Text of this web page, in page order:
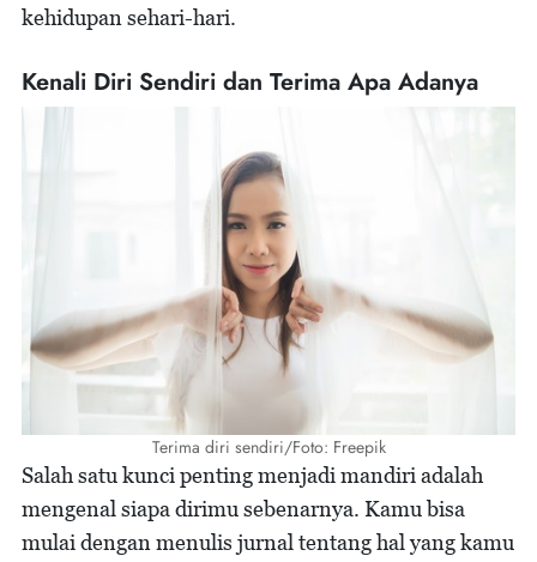
kehidupan sehari-hari.
Kenali Diri Sendiri dan Terima Apa Adanya
Terima diri sendiri/Foto: Freepik
Salah satu kunci penting menjadi mandiri adalah
mengenal siapa dirimu sebenarnya. Kamu bisa
mulai dengan menulis jurnal tentang hal yang kamu